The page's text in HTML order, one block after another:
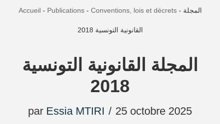
Accueil- Publications- Conventions, lois et décrets- المجلة
القانونية التونسية 2018
المجلة القانونية التونسية
2018
par Essia MTIRI 25 octobre 2025